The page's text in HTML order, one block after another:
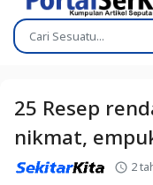
25 Resep
nikmat,
2